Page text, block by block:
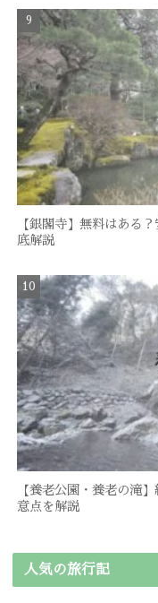
【銀閣寺】無料はある
底解説
【養老公園・養老の滝
意点を解説
人気の旅行記